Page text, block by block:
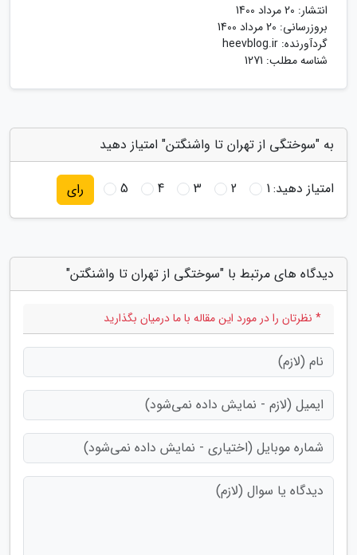
انتشار: 20 مرداد 1400
بروزرسانی: 20 مرداد 1400
گردآورنده: heevblog.ir
شناسه مطلب: 1271
به "سوختگی از تهران تا واشنگتن" امتیاز دهید
امتیاز دهید:1
2
3
4
5 رای
دیدگاه های مرتبط با "سوختگی از تهران تا واشنگتن"
* نظرتان را در مورد این مقاله با ما درمیان بگذارید